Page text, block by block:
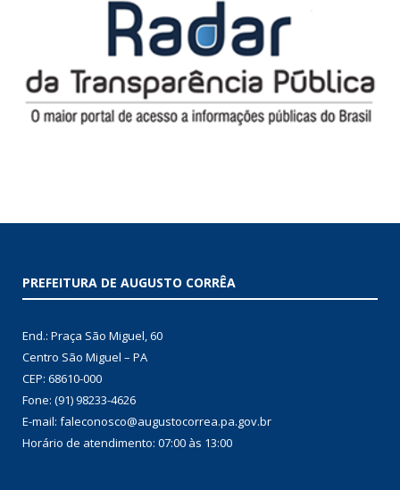
PREFEITURA DE AUGUSTO CORRÊA
End.: Praça São Miguel, 60
Centro São Miguel – PA
CEP: 68610-000
Fone: (91) 98233-4626
E-mail: faleconosco@augustocorrea.pa.gov.br
Horário de atendimento: 07:00 às 13:00